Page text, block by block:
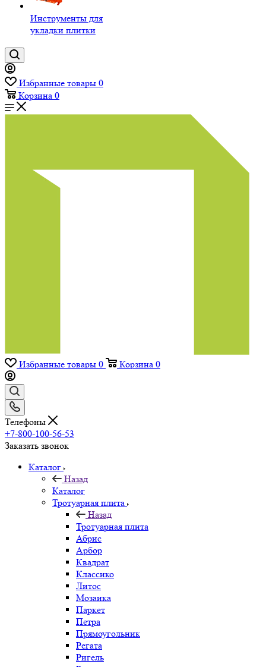
Инструменты для
укладки плитки
Избранные товары 0
Корзина 0
Избранные товары 0 Корзина 0
Телефоны
+7-800-100-56-53
Заказать звонок
Каталог
Назад
Каталог
Тротуарная плита
Назад
Тротуарная плита
Абрис
Арбор
Квадрат
Классико
Литос
Мозаика
Паркет
Петра
Прямоугольник
Регата
Ригель